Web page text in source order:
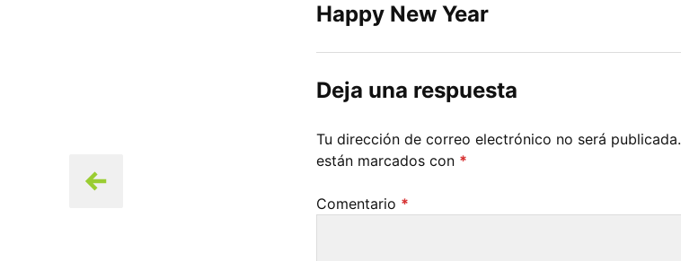
Happy New Year
Deja una respuesta
Tu dirección de correo electrónico no será publicada.
están marcados con *
Comentario *